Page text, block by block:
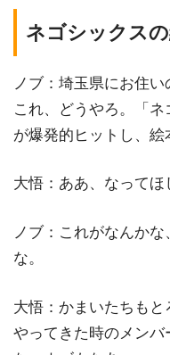
ネゴシックス
ノブ：埼玉県にお住
これ、どうやろ。「
が爆発的ヒットし、絵
大悟：ああ、なってほ
ノブ：これがなんか
な。
大悟：かまいたちも
やってきた時のメン